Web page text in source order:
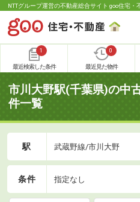
NTTグループ運営の不動産総合サイト goo住宅・
1
最近検索した条件
0
最近見た物件
市川大野駅(千葉県)の中
件一覧
駅 武蔵野線/市川大野
条件 指定なし